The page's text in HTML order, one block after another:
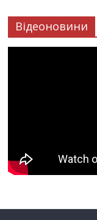
Відеоновини